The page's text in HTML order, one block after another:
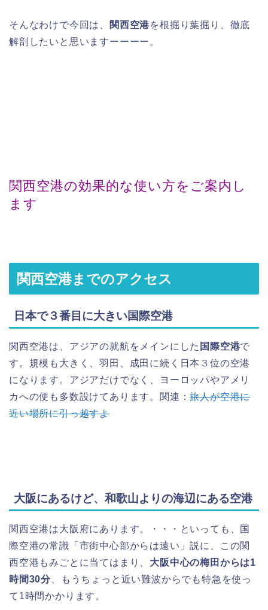
そんなわけで今回は、 関西空港を根掘り葉掘り、徹底
解剖したいと思いますーーーー。
関西空港の効果的な使い方をご案内し
ます
関西空港までのアクセス
日本で３番目に大きい国際空港
関西空港は、アジアの就航をメインにした 国際空港で
す。規模も大きく、羽田、成田に続く日本３位の空港
になります。アジアだけでなく、ヨーロッパやアメリ
カへの便も多数設けてあります。関連：旅人が空港に
近い場所に引っ越すよ
大阪にあるけど、和歌山よりの海辺にある空港
関西空港は大阪府にあります。・・・といっても、国
際空港の常識「市街中心部からは遠い」説に、この関
西空港もみごとに当てはまり、 大阪中心の梅田からは1
時間30分 、もうちょっと近い難波からでも特急を使っ
て1時間かかります。